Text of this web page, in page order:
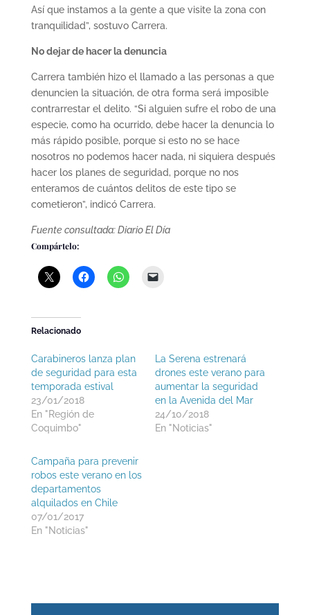
Así que instamos a la gente a que visite la zona con
tranquilidad”, sostuvo Carrera.
No dejar de hacer la denuncia
Carrera también hizo el llamado a las personas a que
denuncien la situación, de otra forma será imposible
contrarrestar el delito. “Si alguien sufre el robo de una
especie, como ha ocurrido, debe hacer la denuncia lo
más rápido posible, porque si esto no se hace
nosotros no podemos hacer nada, ni siquiera después
hacer los planes de seguridad, porque no nos
enteramos de cuántos delitos de este tipo se
cometieron”, indicó Carrera.
Fuente consultada: Diario El Día
Compártelo:
Relacionado
Carabineros lanza plan
de seguridad para esta
temporada estival
23/01/2018
En "Región de
Coquimbo"
La Serena estrenará
drones este verano para
aumentar la seguridad
en la Avenida del Mar
24/10/2018
En "Noticias"
Campaña para prevenir
robos este verano en los
departamentos
alquilados en Chile
07/01/2017
En "Noticias"